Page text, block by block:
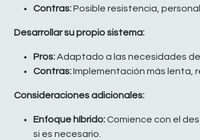
Contras:Posible resistencia,
Desarrollar su propio sistema:
Pros:Adaptado a las necesidades
Contras:Implementación más lenta,
Consideraciones adicionales:
Enfoque híbrido:Comience con el
si es necesario.